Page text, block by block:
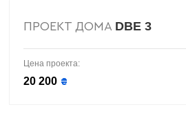
ПРОЕКТ ДОМА DBE 3
Цена проекта:
20 200 ₴